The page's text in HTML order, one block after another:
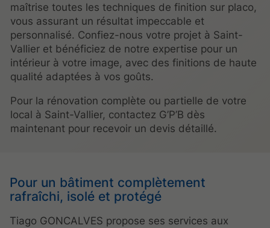
maîtrise toutes les techniques de finition sur placo,
vous assurant un résultat impeccable et
personnalisé. Confiez-nous votre projet à Saint-
Vallier et bénéficiez de notre expertise pour un
intérieur à votre image, avec des finitions de haute
qualité adaptées à vos goûts.
Pour la rénovation complète ou partielle de votre
local à Saint-Vallier, contactez G’P’B dès
maintenant pour recevoir un devis détaillé.
Pour un bâtiment complètement
rafraîchi, isolé et protégé
Tiago GONCALVES propose ses services aux